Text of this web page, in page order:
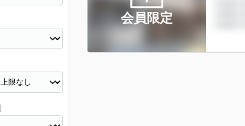
会員限定